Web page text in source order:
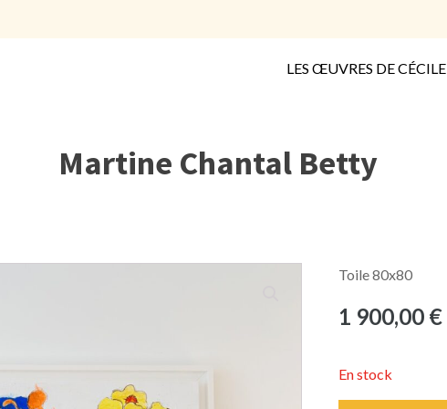
LES ŒUVRES DE CÉCILE
Martine Chantal Betty
Toile 80x80
1 900,00 €
En stock